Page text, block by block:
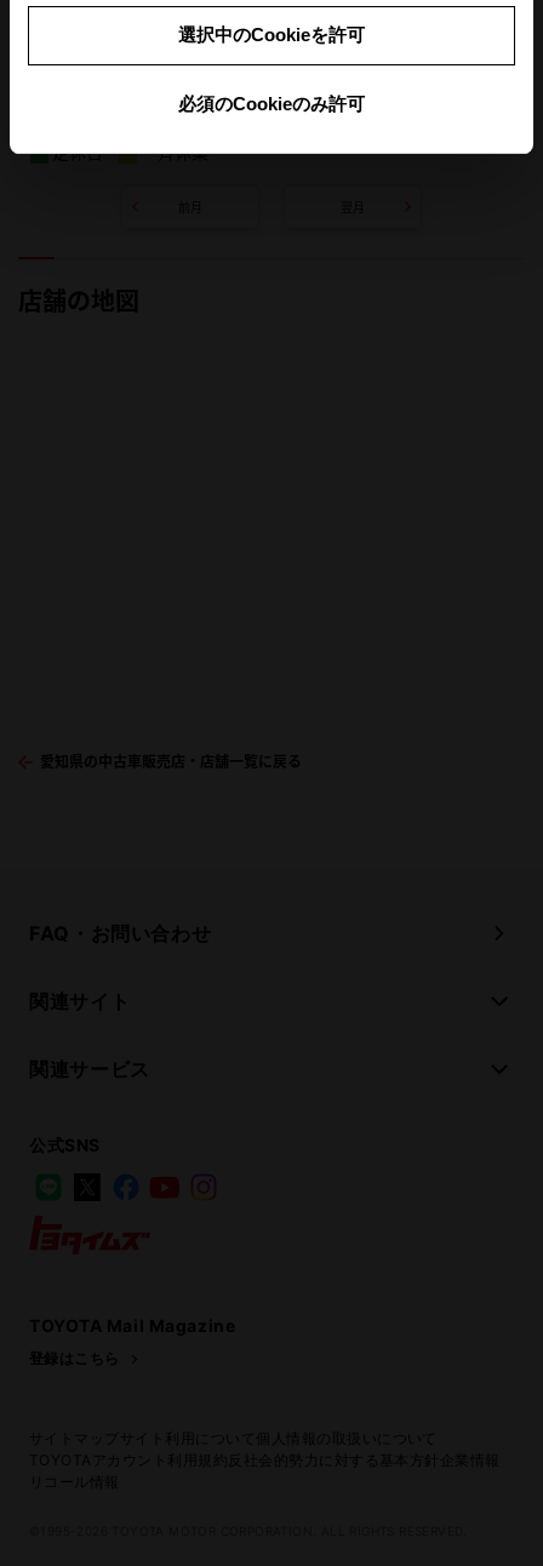
選択中のCookieを許可
必須のCookieのみ許可
定休日 一斉休業
店舗の地図
愛知県の中古車販売店・店舗一覧に戻る
FAQ・お問い合わせ
関連サイト
関連サービス
公式SNS
LINE
FacebookYouTube
TOYOTA Mail Magazine
登録はこちら
サイト利用について
個人情報の取扱いについて
TOYOTAアカウント利用規約
反社会的勢力に対する基本方針
リコール情報